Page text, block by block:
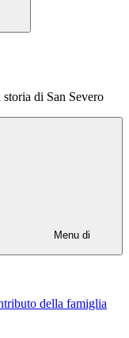
di San Severo
Menu di
della famiglia